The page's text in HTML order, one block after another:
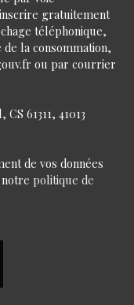
gratuitement
téléphonique,
la consommation,
ou par courrier
61311, 41013
de vos données
politique de